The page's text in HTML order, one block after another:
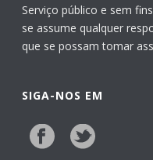
Serviço público e sem
se assume qualquer
que se possam tomar
SIGA-NOS EM